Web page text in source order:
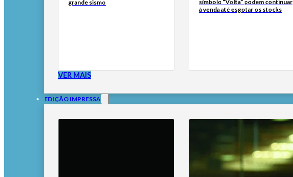
grande sismo
símbolo “Volta” podem continuar
à venda até esgotar os stocks
VER MAIS
EDIÇÃO IMPRESSA